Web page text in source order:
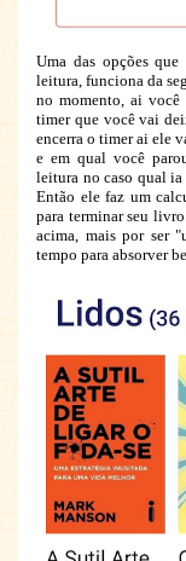
Uma das opções
leitura, funciona da
no momento, ai
timer que você vai
encerra o timer ai ele
e em qual você
leitura no caso qual
Então ele faz um
para terminar seu
acima, mais por ser
tempo para absorver